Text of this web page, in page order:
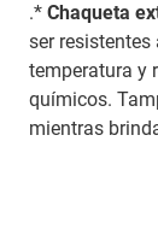
.* Chaqueta
ser resistentes
temperatura y
químicos.
mientras